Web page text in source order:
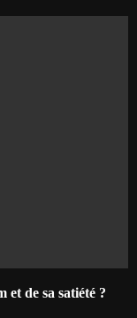
et de sa satiété ?